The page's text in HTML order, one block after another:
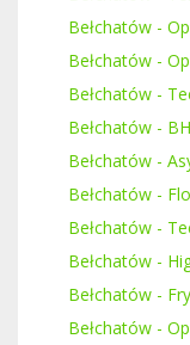
Bełchatów -
Bełchatów -
Bełchatów -
Bełchatów -
Bełchatów -
Bełchatów -
Bełchatów -
Bełchatów -
Bełchatów -
Bełchatów -